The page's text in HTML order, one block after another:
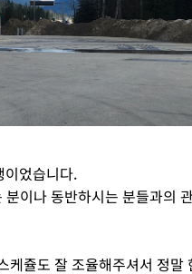
이었습니다.
이나 동반하시는 분들과의
쥴도 잘 조율해주셔서 정말